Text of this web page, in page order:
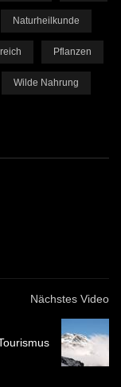
Naturheilkunde
Pflanzen
Wilde Nahrung
Nächstes Video